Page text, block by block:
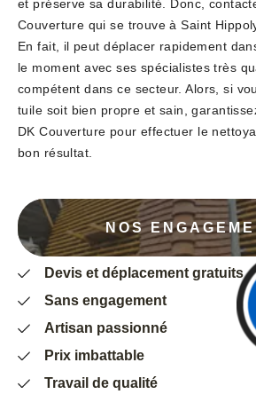
et préserve sa durabilité. Donc,
Couverture qui se trouve à Saint
En fait, il peut déplacer rapidement
le moment avec ses spécialistes très
compétent dans ce secteur. Alors, si
tuile soit bien propre et sain,
DK Couverture pour effectuer le
bon résultat.
NOS
Devis et déplacement gratuits
Sans engagement
Artisan passionné
Prix imbattable
Travail de qualité